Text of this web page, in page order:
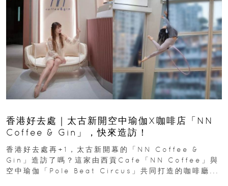
香港好去處｜太古新開空中瑜伽X咖啡店「NN
Coffee & Gin」，快來造訪！
香港好去處再+1，太古新開幕的「NN Coffee &
Gin」造訪了嗎？這家由西貢Cafe「NN Coffee」與
空中瑜伽「Pole Beat Circus」共同打造的咖啡廳...